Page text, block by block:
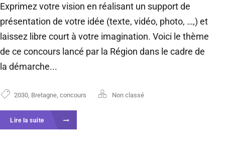
Exprimez votre vision en réalisant un support de
présentation de votre idée (texte, vidéo, photo, …,) et
laissez libre court à votre imagination. Voici le thème
de ce concours lancé par la Région dans le cadre de
la démarche...
2030 Bretagne concours Non classé
Lire la suite